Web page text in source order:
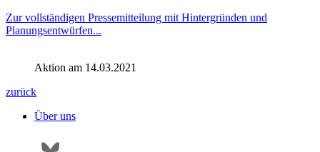
Zur vollständigen Pressemitteilung mit Hintergründen und
Planungsentwürfen...
Aktion am 14.03.2021
zurück
Über uns